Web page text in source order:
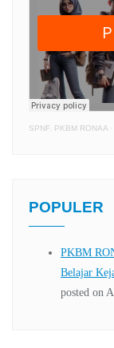
SPNF. PKBM RONAA ·
POPULER